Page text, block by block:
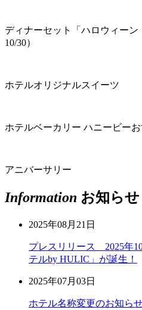
ディナーセット「ハロウィーン
10/30）
ホテルオリジナルスイーツ
ホテルベーカリー ハニービー
アニバーサリー
Information お知らせ
2025年08月21日
プレスリリース 2025年
テルby HULIC」が誕生！
2025年07月03日
ホテル名称変更のお知ら